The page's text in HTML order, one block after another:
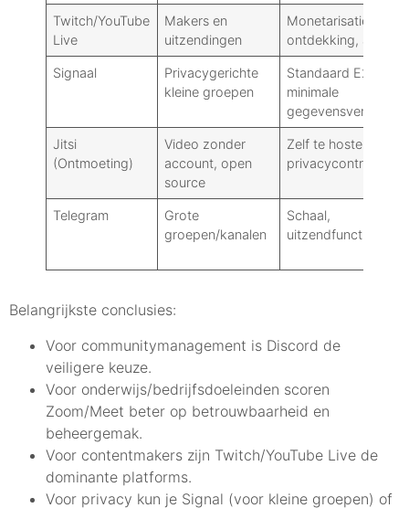
Twitch/YouTube
Live
Makers en
uitzendingen
Monetarisatie,
ontdekking,
Signaal
Privacygerichte
kleine groepen
Standaard E2EE:
minimale
Jitsi
(Ontmoeting)
Video zonder
account, open
source
Zelf te hosten:
privacycontrole
Telegram
Grote
groepen/kanalen
Schaal,
uitzendfuncties,
Belangrijkste conclusies:
Voor communitymanagement is Discord de
veiligere keuze.
Voor onderwijs/bedrijfsdoeleinden scoren
Zoom/Meet beter op betrouwbaarheid en
beheergemak.
Voor contentmakers zijn Twitch/YouTube Live de
dominante platforms.
Voor privacy kun je Signal (voor kleine groepen) of